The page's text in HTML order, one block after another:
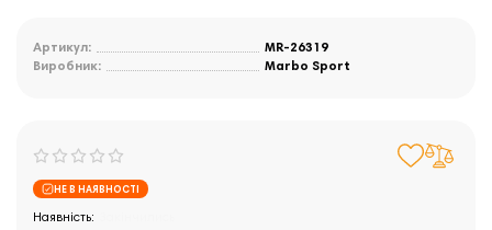
Артикул:
MR-26319
Виробник:
Marbo Sport
НЕ В НАЯВНОСТІ